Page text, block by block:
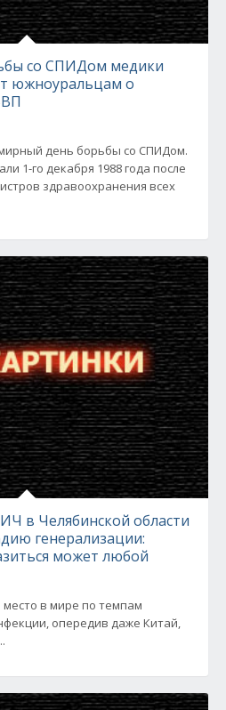
со СПИДом медики
южноуральцам о
день борьбы со СПИДом.
1-го декабря 1988 года после
здравоохранения всех
в Челябинской области
генерализации:
может любой
в мире по темпам
опередив даже Китай,